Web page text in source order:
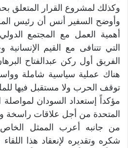
وكذلك لمشروع القرار المتعلق
وأوضح السفير أنس أن رئيس
أهمية العمل مع المجتمع
التي تتنافى مع القيم
الفريق أول ركن عبدالفتاح
هناك عملية سياسية شاملة
توقف الحرب ولا مستقبل فيها
مؤكداً إستعداد السودان لمواصلة
المتحدة من أجل علاقات راسخة
من جانبه أعرب الممثل
شكره وتقديره لإنعقاد هذا